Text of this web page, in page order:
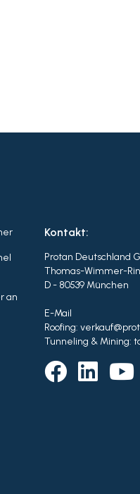
an
Kontakt:
Protan Deutschland
Thomas-Wimmer-
D - 80539 München
E-Mail
Roofing:
Tunneling & Mining: